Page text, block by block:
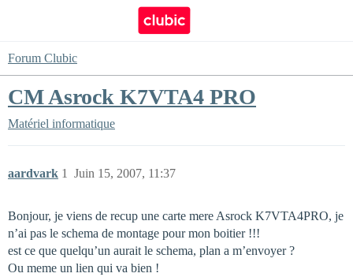
Forum Clubic
CM Asrock K7VTA4 PRO
Matériel informatique
aardvark Juin 15, 2007, 11:37
1
Bonjour, je viens de recup une carte mere Asrock K7VTA4PRO, je
n’ai pas le schema de montage pour mon boitier !!!
est ce que quelqu’un aurait le schema, plan a m’envoyer ?
Ou meme un lien qui va bien !